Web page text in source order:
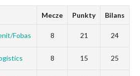
Mecze Punkty Bilans
Fobas 8 21 24
8 15 25